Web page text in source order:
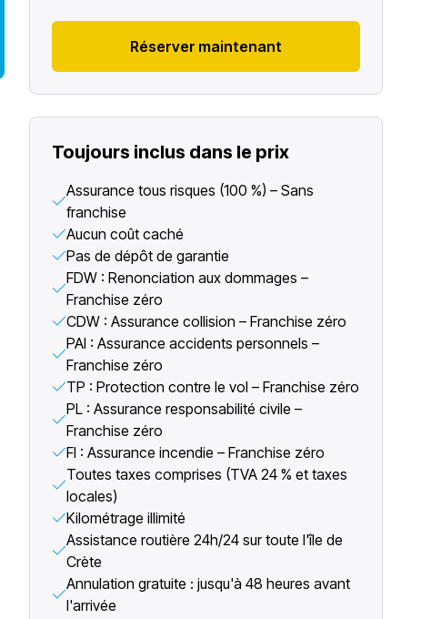
Réserver maintenant
Toujours inclus dans le prix
Assurance tous risques (100 %) – Sans
franchise
Aucun coût caché
Pas de dépôt de garantie
FDW : Renonciation aux dommages –
Franchise zéro
CDW : Assurance collision – Franchise zéro
PAI : Assurance accidents personnels –
Franchise zéro
TP : Protection contre le vol – Franchise zéro
PL : Assurance responsabilité civile –
Franchise zéro
FI : Assurance incendie – Franchise zéro
Toutes taxes comprises (TVA 24 % et taxes
locales)
Kilométrage illimité
Assistance routière 24h/24 sur toute l'île de
Crète
Annulation gratuite : jusqu'à 48 heures avant
l'arrivée